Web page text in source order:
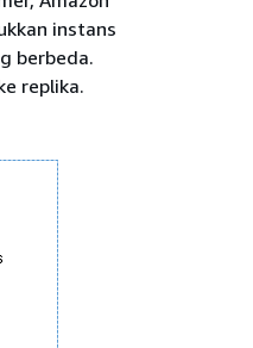
instans
berbeda.
replika.